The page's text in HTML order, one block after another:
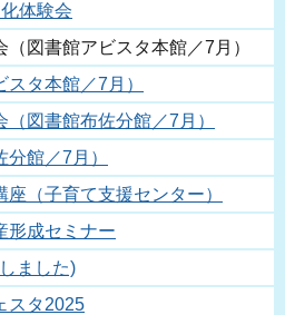
体験会
図書館アビスタ本館／7月）
タ本館／7月）
図書館布佐分館／7月）
館／7月）
（子育て支援センター）
形成セミナー
ました)
スタ2025